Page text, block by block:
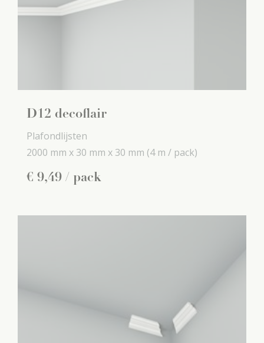
D12 decoflair
Plafondlijsten
2000 mm x 30 mm x 30 mm (4 m / pack)
€ 9,49 / pack